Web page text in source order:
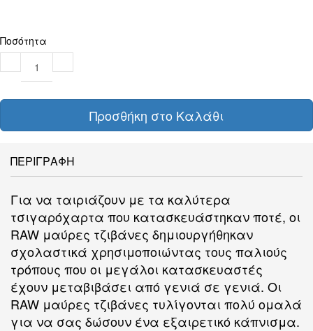
Ποσότητα
Προσθήκη στο Καλάθι
ΠΕΡΙΓΡΑΦΗ
Για να ταιριάζουν με τα καλύτερα
τσιγαρόχαρτα που κατασκευάστηκαν ποτέ, οι
RAW μαύρες τζιβάνες δημιουργήθηκαν
σχολαστικά χρησιμοποιώντας τους παλιούς
τρόπους που οι μεγάλοι κατασκευαστές
έχουν μεταβιβάσει από γενιά σε γενιά. Οι
RAW μαύρες τζιβάνες τυλίγονται πολύ ομαλά
για να σας δώσουν ένα εξαιρετικό κάπνισμα.